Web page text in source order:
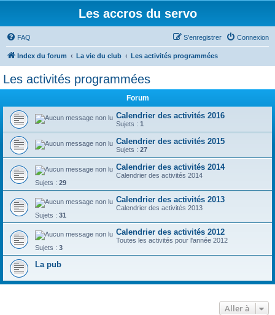
Les accros du servo
FAQ Connexion
S’enregistrer
Index du forum La vie du club Les activités programmées
Les activités programmées
Forum
Calendrier des activités 2016
Sujets : 1
Calendrier des activités 2015
Sujets : 27
Calendrier des activités 2014
Calendrier des activités 2014
Sujets : 29
Calendrier des activités 2013
Calendrier des activités 2013
Sujets : 31
Calendrier des activités 2012
Toutes les activités pour l'année 2012
Sujets : 3
La pub
Aller à